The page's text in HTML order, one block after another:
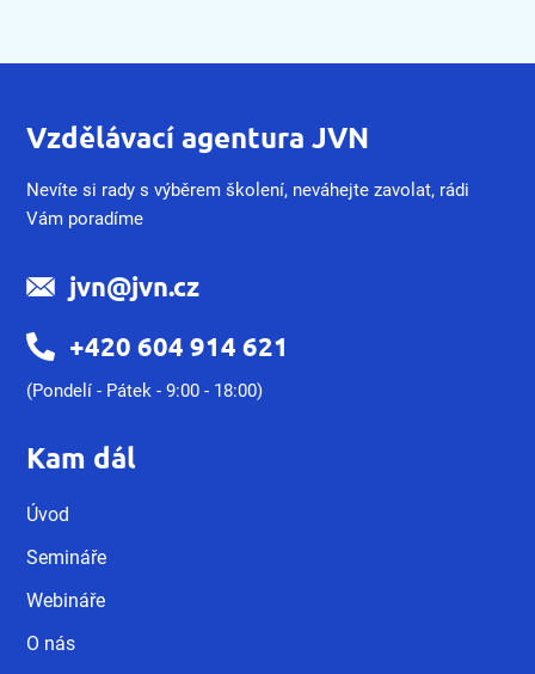
Vzdělávací agentura JVN
Nevíte si rady s výběrem školení, neváhejte zavolat, rádi
Vám poradíme
jvn@jvn.cz
+420 604 914 621
(Pondelí - Pátek - 9:00 - 18:00)
Kam dál
Úvod
Semináře
Webináře
O nás